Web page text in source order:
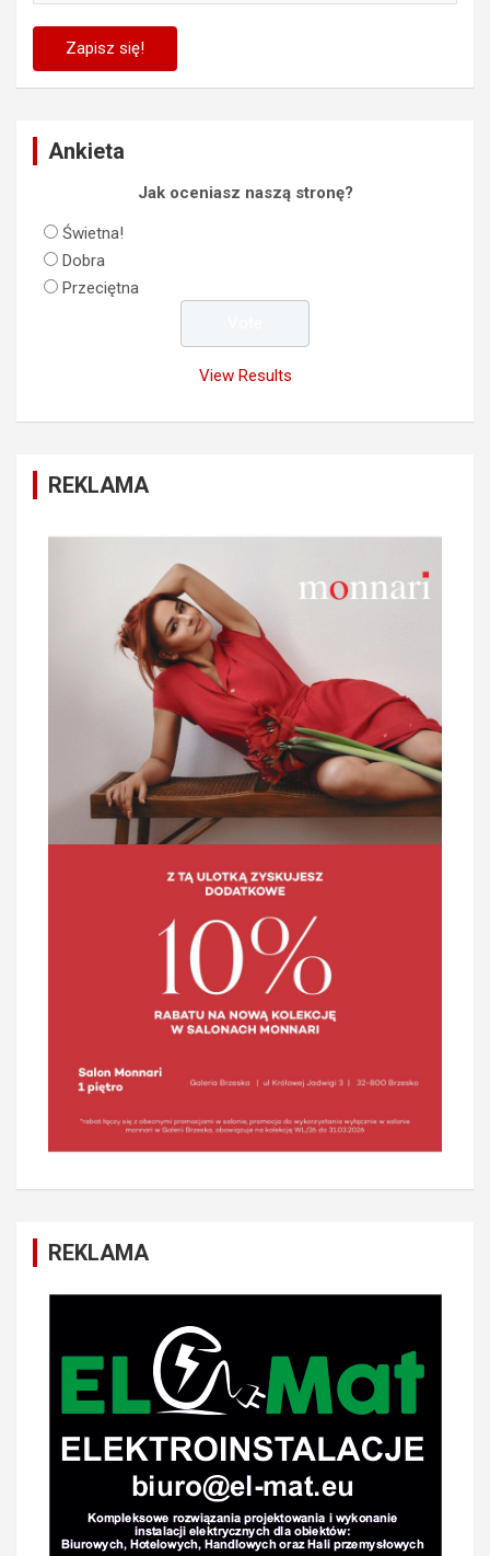
Ankieta
Jak oceniasz naszą stronę?
Świetna!
Dobra
Przeciętna
View Results
REKLAMA
REKLAMA